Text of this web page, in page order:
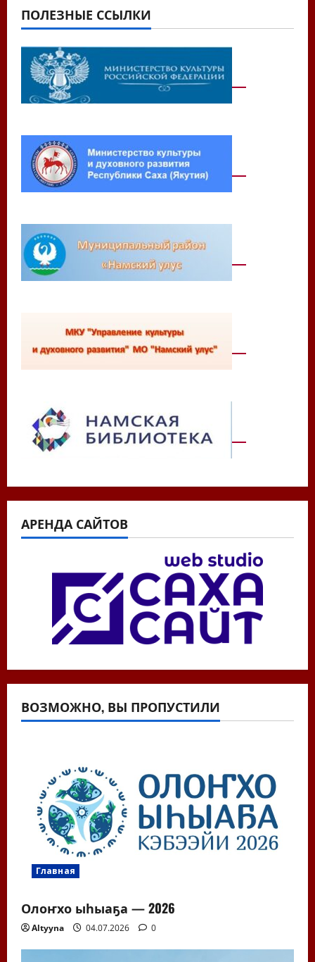
ПОЛЕЗНЫЕ ССЫЛКИ
АРЕНДА САЙТОВ
ВОЗМОЖНО, ВЫ ПРОПУСТИЛИ
Главная
Олоҥхо ыһыаҕа — 2026
Altyyna 04.07.2026 0